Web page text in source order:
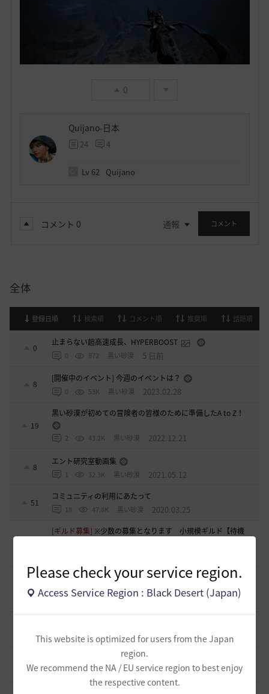
Please check your service region.
Access Service Region : Black Desert (Japan)
This website is optimized for users from the Japan
region.
We recommend the NA / EU service region to best enjoy
the respective content.
0
Quijano-日本
24 4
Lv 62 Quijano
コメント 0 通報 コメント
全体
登録日順 検索順 コメント順 推奨順 話題順
0
止まらない超高速成長、HYPERBOOST
0 872 黒い砂漠 5 日前
8
[開催中のイベント] 今週のイベントは？
0 53K 黒い砂漠 2023.02.28
19
黒い砂漠が初めての冒険者の皆様のために準備したA to Z！
2 43.2K 黒い砂漠 2022.12.21
8
エント研究室動画集
1 32.3K 黒い砂漠 2021.05.12
51
コミュニティの利用にあたって
18 47.8K 黒い砂漠 2020.03.25
[ギルド募集] ※少数の募集となります 小規模ギルド【待機
1
[ギルド募集]🌸「今日も誰もいない…」そんなギルドに疲れ
た方へ
まそん
0 70 威璃亜-日本 9 時間前
1
LevelUP メンバー募集
0 46 ドゥジュ-日本 9 時間前